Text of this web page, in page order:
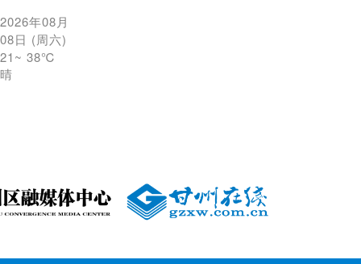
2026年08月
08日 (周六)
21~ 38℃
晴